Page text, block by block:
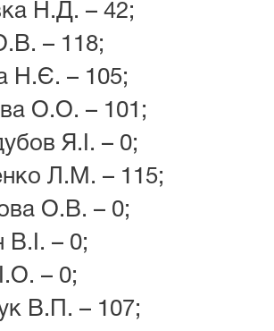
Н.Д. – 42;
– 118;
Н.Є. – 105;
О.О. – 101;
Я.І. – 0;
Л.М. – 115;
О.В. – 0;
В.І. – 0;
– 0;
В.П. – 107;